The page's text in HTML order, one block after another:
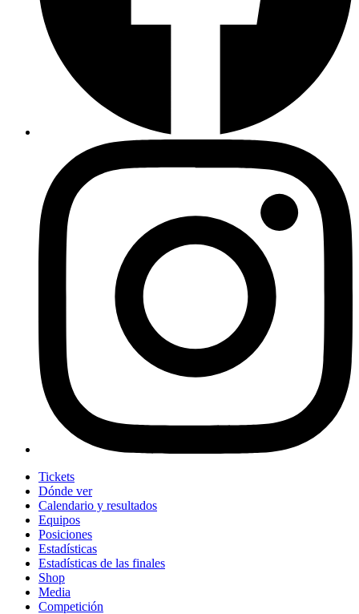
Tickets
Dónde ver
Calendario y resultados
Equipos
Posiciones
Estadísticas
Estadísticas de las finales
Shop
Media
Competición